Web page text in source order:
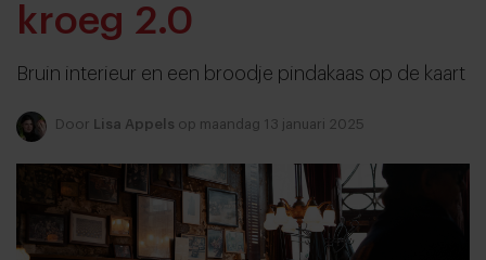
kroeg 2.0
Bruin interieur en een broodje pindakaas op de kaart
Door Lisa Appels op maandag 13 januari 2025